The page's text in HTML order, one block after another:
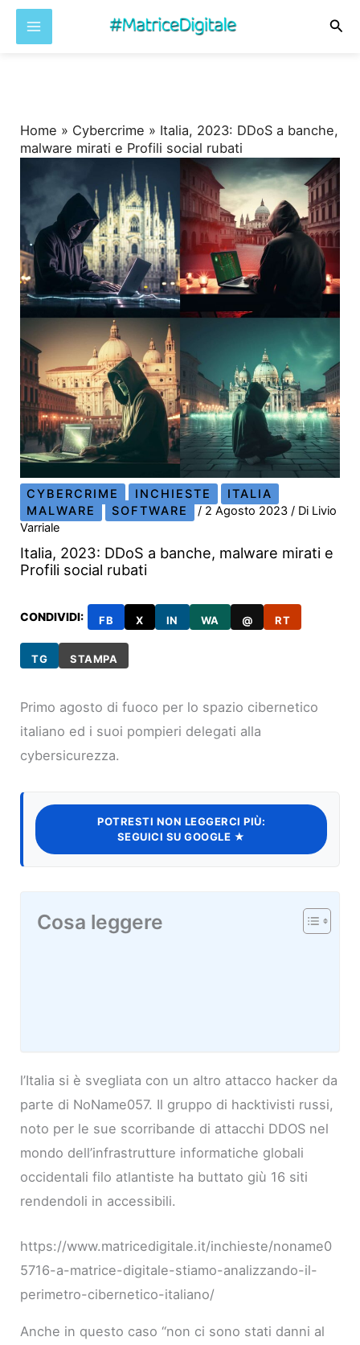
Home » Cybercrime » Italia, 2023: DDoS a banche,
malware mirati e Profili social rubati
CYBERCRIME INCHIESTE
ITALIA
MALWARE
SOFTWARE / 2 Agosto 2023/ Di Livio
Varriale
Italia, 2023: DDoS a banche, malware mirati e
Profili social rubati
CONDIVIDI: FB X IN WA @ RT
TG STAMPA
Primo agosto di fuoco per lo spazio cibernetico
italiano ed i suoi pompieri delegati alla
cybersicurezza.
POTRESTI NON LEGGERCI PIÙ:
SEGUICI SU GOOGLE ★
Cosa leggere
l’Italia si è svegliata con un altro attacco hacker da
parte di NoName057. Il gruppo di hacktivisti russi,
noto per le sue scorribande di attacchi DDOS nel
mondo dell’infrastrutture informatiche globali
occidentali filo atlantiste ha buttato giù 16 siti
rendendoli in accessibili.
https://www.matricedigitale.it/inchieste/noname0
5716-a-matrice-digitale-stiamo-analizzando-il-
perimetro-cibernetico-italiano/
Anche in questo caso “non ci sono stati danni al